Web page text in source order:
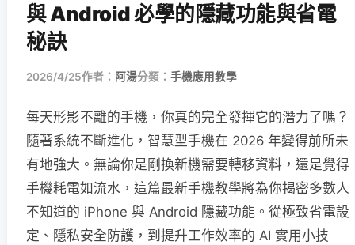
與 Android 必學的隱藏功能與省電
秘訣
2026/4/25作者： 阿湯分類： 手機應用教學
每天形影不離的手機，你真的完全發揮它的潛力了嗎？
隨著系統不斷進化，智慧型手機在 2026 年變得前所未
有地強大。無論你是剛換新機需要轉移資料，還是覺得
手機耗電如流水，這篇最新手機教學將為你揭密多數人
不知道的 iPhone 與 Android 隱藏功能。從極致省電設
定、隱私安全防護，到提升工作效率的 AI 實用小技